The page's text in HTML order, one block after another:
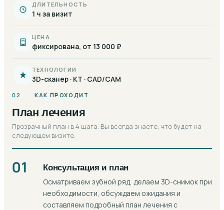
ДЛИТЕЛЬНОСТЬ
1 ч за визит
ЦЕНА
фиксирована, от 13 000 ₽
ТЕХНОЛОГИИ
3D-сканер · КТ · CAD/CAM
02 КАК ПРОХОДИТ
План лечения
Прозрачный план в 4 шага. Вы всегда знаете, что будет на
следующем визите.
01 Консультация и план
Осматриваем зубной ряд, делаем 3D-снимок при
необходимости, обсуждаем ожидания и
составляем подробный план лечения с